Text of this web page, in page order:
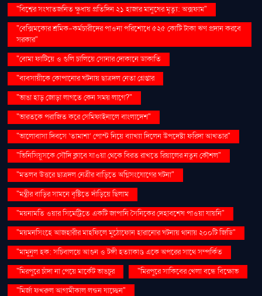
"বিশ্বের সংঘাতজনিত ক্ষুধায় প্রতিদিন ২১ হাজার মানুষের মৃত্যু: অক্সফাম"
"বেক্সিমকোর শ্রমিক-কর্মচারীদের পাওনা পরিশোধে ৫২৫ কোটি টাকা ঋণ প্রদান করবে
সরকার"
"বোমা ফাটিয়ে ও গুলি চালিয়ে সোনার দোকানে ডাকাতি
"ব্যবসায়ীকে কোপানোর ঘটনায় ছাত্রদল নেতা গ্রেপ্তার
"ভাঙা হাড় জোড়া লাগতে কেন সময় লাগে?"
"ভারতকে পরাজিত করে সেমিফাইনালে বাংলাদেশ"
"ভালোবাসা দিবসে ‘তামাশা’ পোস্ট নিয়ে ব্যাখ্যা দিলেন উপদেষ্টা ফরিদা আখতার"
"ভিনিসিয়ুসকে সৌদি ক্লাবে যাওয়া থেকে বিরত রাখতে রিয়ালের নতুন কৌশল"
"মতলব উত্তরে ছাত্রদল নেত্রীর বাড়িতে অগ্নিসংযোগের ঘটনা"
"মন্ত্রীর বাড়ির সামনে বৃষ্টিতে দাঁড়িয়ে ছিলাম
"ময়নামতি ওয়ার সিমেট্রিতে একটি জাপানি সৈনিকের দেহাবশেষ পাওয়া যায়নি"
"ময়মনসিংহে আজহারীর মাহফিলে মুঠোফোন হারানোর ঘটনায় থানায় ২০০টি জিডি"
"মামুনুল হক: সচিবালয়ে আগুন ও টঙ্গী হত্যাকাণ্ড একে অপরের সাথে সম্পর্কিত
"মিরপুরে চাঁদা না পেয়ে মার্কেট ভাঙচুর
"মিরপুরে সাকিবের খেলা বন্ধে বিক্ষোভ
"মির্জা ফখরুল আগামীকাল লন্ডন যাচ্ছেন"